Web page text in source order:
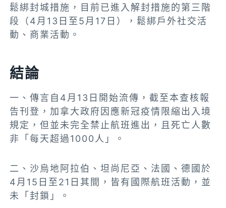
鬆綁封城措施，目前已進入解封措施的第三階
段（4月13日至5月17日），鬆綁戶外社交活
動、商業活動。
結論
一、傳言自4月13日開始流傳，截至本查核報
告刊登，加拿大政府因應新冠疫情限縮出入境
規定，但並未完全禁止航班進出，且死亡人數
非「每天超過1000人」。
二、沙烏地阿拉伯、坦尚尼亞、法國、德國於
4月15日至21日其間，皆有國際航班活動，並
未「封鎖」。